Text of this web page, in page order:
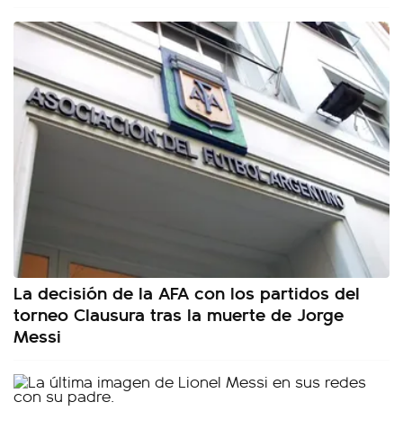
La decisión de la AFA con los partidos del
torneo Clausura tras la muerte de Jorge
Messi